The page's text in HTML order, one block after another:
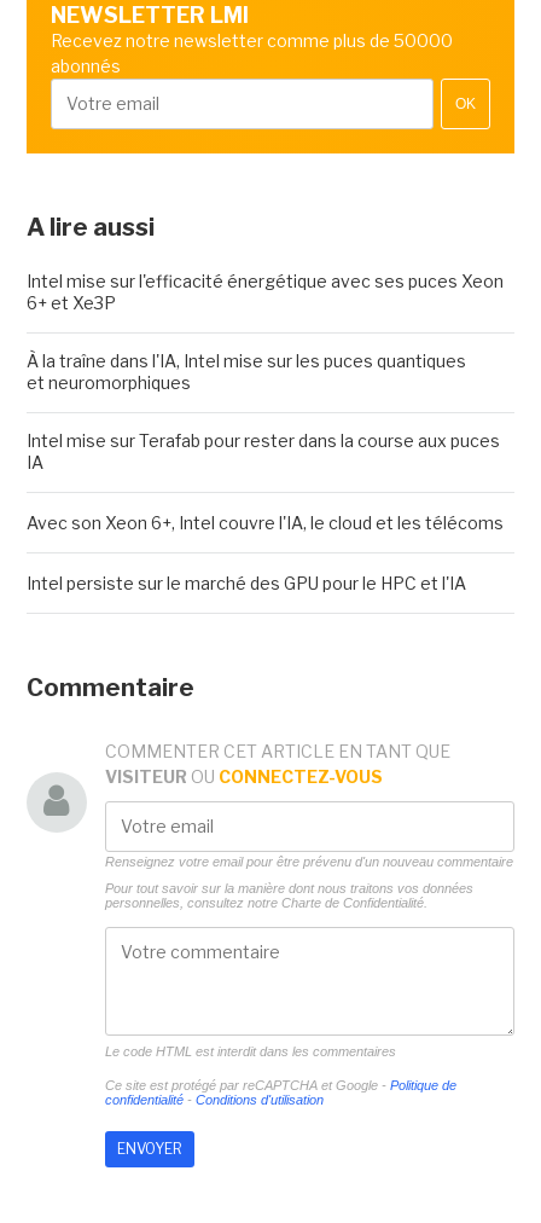
NEWSLETTER LMI
Recevez notre newsletter comme plus de 50000
abonnés
OK
A lire aussi
Intel mise sur l'efficacité énergétique avec ses puces Xeon
6+ et Xe3P
À la traîne dans l'IA, Intel mise sur les puces quantiques
et neuromorphiques
Intel mise sur Terafab pour rester dans la course aux puces
IA
Avec son Xeon 6+, Intel couvre l'IA, le cloud et les télécoms
Intel persiste sur le marché des GPU pour le HPC et l'IA
Commentaire
COMMENTER CET ARTICLE EN TANT QUE
VISITEUR OU CONNECTEZ-VOUS
Renseignez votre email pour être prévenu d'un nouveau commentaire
Pour tout savoir sur la manière dont nous traitons vos données
personnelles, consultez notre Charte de Confidentialité.
Le code HTML est interdit dans les commentaires
Ce site est protégé par reCAPTCHA et Google - Politique de
confidentialité- Conditions d'utilisation